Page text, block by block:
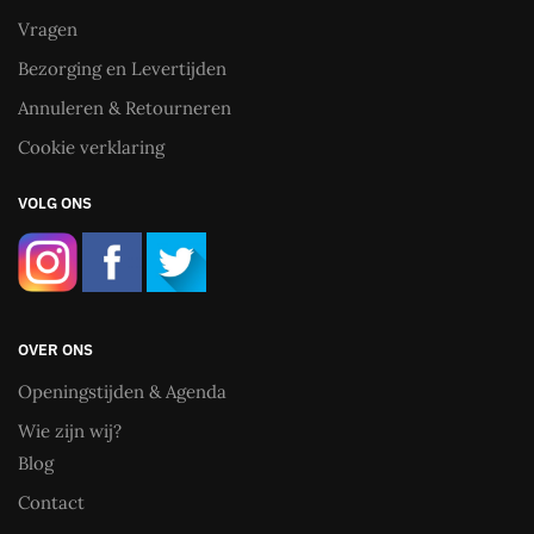
Vragen
Bezorging en Levertijden
Annuleren & Retourneren
Cookie verklaring
VOLG ONS
OVER ONS
Openingstijden & Agenda
Wie zijn wij?
Blog
Contact